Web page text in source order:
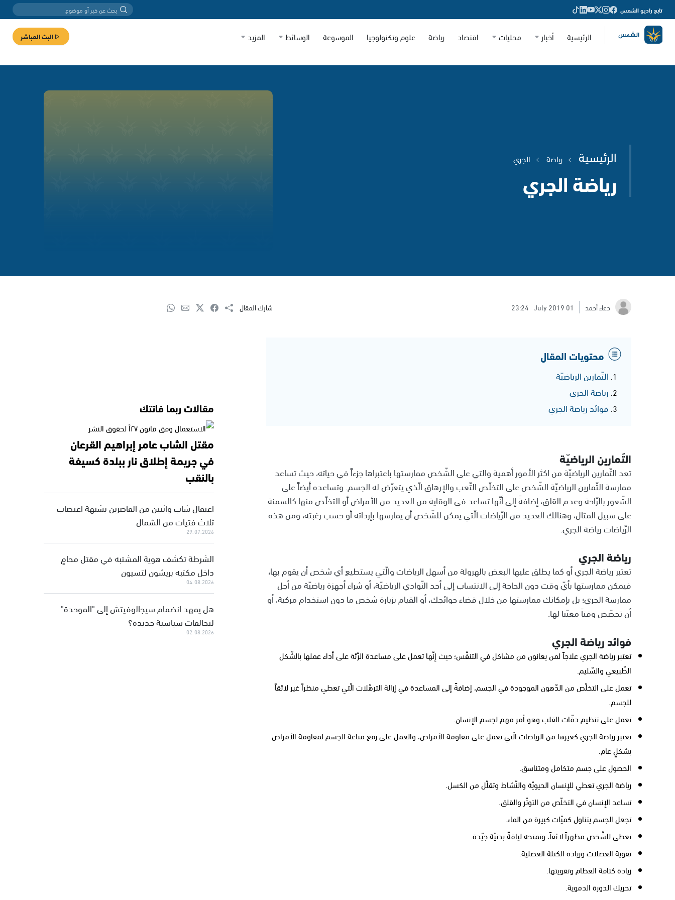
تابع راديو الشمس
الرئيسية أخبار محليات اقتصاد رياضة علوم وتكنولوجيا الموسوعة الوسائط المزيد البث المباشر
الرئيسية رياضة الجري
رياضة الجري
دعاء أحمد 01 July 2019
23:24 شارك المقال
محتويات المقال
التّمارين الرياضيّة
رياضة الجري
فوائد رياضة الجري
التّمارين الرياضيّة
تعد التّمارين الرياضيّة من اكثر الأمور أهمية والتي على الشّخص ممارستها باعتبراها جزءاً في حياته، حيث تساعد
ممارسة التّمارين الرياضيّة الشّخص على التخلّص التّعب والإرهاق الّذي يتعرّض له الجسم. وتساعده أيضاً على
الشّعور بالرّاحة وعدم القلق، إضافةً إلى أنّها تساعد في الوقاية من العديد من الأمراض أو التخلّص منها كالسمنة
على سبيل المثال، وهنالك العديد من الرّياضات الّتي يمكن للشّخص أن يمارسها بإرداته أو حسب رغبته، ومن هذه
الرّياضات رياضة الجري.
رياضة الجري
تعتبر رياضة الجري أو كما يطلق عليها البعض بالهرولة من أسهل الرياضات والّتي يستطيع أي شخص أن يقوم بها،
فيمكن ممارستها بأيّ وقت دون الحاجة إلى الانتساب إلى أحد النّوادي الرياضيّة، أو شراء أجهزة رياضيّة من أجل
ممارسة الجري؛ بل بإمكانك ممارستها من خلال قضاء حوائجك، أو القيام بزيارة شخص ما دون استخدام مركبة، أو
أن تخصّص وقتاً معيّنا لها.
فوائد رياضة الجري
تعتبر رياضة الجري علاجاً لمن يعانون من مشاكل في التنفّس؛ حيث إنّها تعمل على مساعدة الرّئة على أداء عملها بالشّكل
الطّبيعي والسّليم.
تعمل على التخلّص من الدّهون الموجودة في الجسم، إضافةً إلى المساعدة في إزالة الترهّلات الّتي تعطي منظراً غير لائقاً
للجسم.
تعمل على تنظيم دقّات القلب وهو أمر مهم لجسم الإنسان.
تعتبر رياضة الجري كغيرها من الرياضات الّتي تعمل على مقاومة الأمراض، والعمل على رفع مناعة الجسم لمقاومة الأمراض
بشكلٍ عام.
الحصول على جسم متكامل ومتناسق.
رياضة الجري تعطي للإنسان الحيويّة والنّشاط وتقلّل من الكسل.
تساعد الإنسان في التخلّص من التوتّر والقلق.
تجعل الجسم يتناول كميّات كبيرة من الماء.
تعطي للشّخص مظهراً لائقاً، وتمنحه لياقةً بدنيّة جيّدة.
تقوية العضلات وزيادة الكتلة العضلية.
زيادة كثافة العظام وتقويتها.
تحريك الدورة الدموية.
مقالات ربما فاتتك
مقتل الشاب عامر إبراهيم القرعان
في جريمة إطلاق نار ببلدة كسيفة
بالنقب
اعتقال شاب واثنين من القاصرين بشبهة اغتصاب
ثلاث فتيات من الشمال
29.07.2026
الشرطة تكشف هوية المشتبه في مقتل محامٍ
داخل مكتبه بريشون لتسيون
04.08.2026
هل يمهد انضمام سيجالوفيتش إلى "الموحدة"
لتحالفات سياسية جديدة؟
02.08.2026